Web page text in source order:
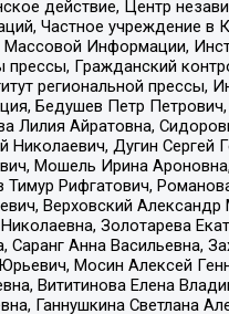
действие, Центр
Частное учреждение в
Массовой Информации,
прессы, Гражданский
региональной прессы,
Бедушев Петр
Лилия Айратовна,
Николаевич, Дугин Сергей
Мошель Ирина
Тимур Рифгатович,
Верховский
Золотарева
Саранг Анна Васильевна,
Мосин Алексей
Вититинова Елена
Ганнушкина Светлана